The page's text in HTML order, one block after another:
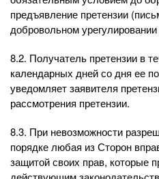
предъявление претензии
добровольном
8.2. Получатель претензии в
календарных дней со дня ее
уведомляет заявителя
рассмотрения претензии.
8.3. При невозможности
порядке любая из Сторон
защитой своих прав, которые